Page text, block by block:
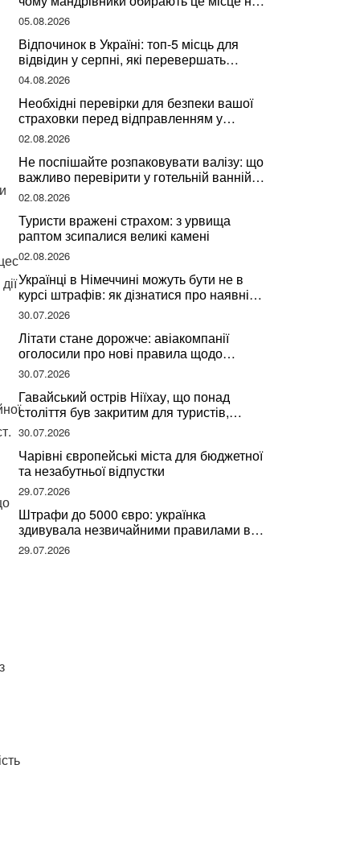
відпочинок
05.08.2026
Відпочинок в Україні: топ-5 місць для
відвідин у серпні, які перевершать
закордонні враження
04.08.2026
Необхідні перевірки для безпеки вашої
страховки перед відправленням у
подорож
02.08.2026
Не поспішайте розпаковувати валізу: що
важливо перевірити у готельній ванній
за словами досвідченої мандрівниці
02.08.2026
Туристи вражені страхом: з урвища
раптом зсипалися великі камені
02.08.2026
Українці в Німеччині можуть бути не в
курсі штрафів: як дізнатися про наявні
борги
30.07.2026
Літати стане дорожче: авіакомпанії
оголосили про нові правила щодо
вибору місць
30.07.2026
Гавайський острів Ніїхау, що понад
століття був закритим для туристів,
починає приймати перших відвідувачів
30.07.2026
Чарівні європейські міста для бюджетної
та незабутньої відпустки
29.07.2026
Штрафи до 5000 євро: українка
здивувала незвичайними правилами в
Німеччині та поділилася правдою
29.07.2026